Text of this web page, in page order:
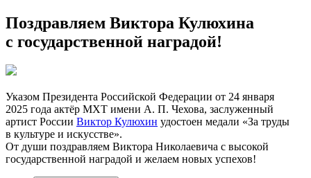
Поздравляем Виктора Кулюхина
с государственной наградой!
Указом Президента Российской Федерации от 24 января
2025 года актёр МХТ имени А. П. Чехова, заслуженный
артист России Виктор Кулюхин удостоен медали «За труды
в культуре и искусстве».
От души поздравляем Виктора Николаевича с высокой
государственной наградой и желаем новых успехов!